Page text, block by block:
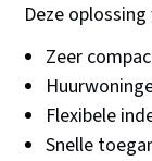
Deze
Zeer
Flexibele
Snelle